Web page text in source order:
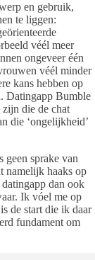
en gebruik,
te liggen:
véél meer
ongeveer één
véél minder
kans hebben op
Datingapp Bumble
die de chat
die ‘ongelijkheid’
geen sprake van
namelijk haaks op
dan ook
Ik vóel me op
de start die ik daar
fundament om